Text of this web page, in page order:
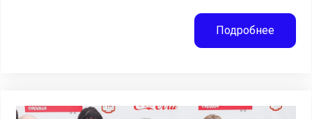
Подробнее